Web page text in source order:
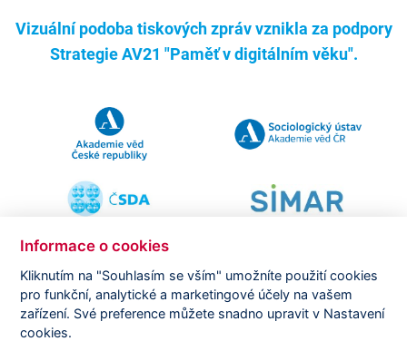
Vizuální podoba tiskových zpráv vznikla za podpory
Strategie AV21 "Paměť v digitálním věku".
Copyright © CVVM | Právní ujednání| Nastavení cookies
Prohlášení o zpracování osobních údajů
Informace o cookies
Kliknutím na "Souhlasím se vším" umožníte použití cookies
pro funkční, analytické a marketingové účely na vašem
zařízení. Své preference můžete snadno upravit v Nastavení
cookies.